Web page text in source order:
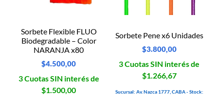
Sorbete Flexible FLUO
Biodegradable – Color
NARANJA x80
$4.500,00
3 Cuotas SIN interés de
$1.500,00
Sorbete Pene x6 Unidades
$3.800,00
3 Cuotas SIN interés de
$1.266,67
Sucursal: Av. Nazca 1777, CABA - Stock: